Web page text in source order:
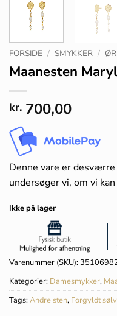
FORSIDE / SMYKKER /
Maanesten
kr. 700,00
Denne vare er
undersøger vi, om vi
Ikke på lager
Varenummer (SKU):
Kategorier: Damesmykker,
Tags:Andre sten, Forgyldt sølv